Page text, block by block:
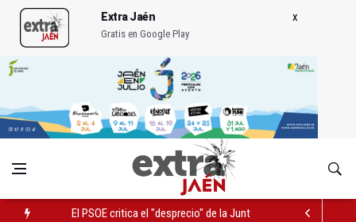
Extra Jaén
Gratis en Google Play
El Hospital de Jaén habilita un espacio para consultas de